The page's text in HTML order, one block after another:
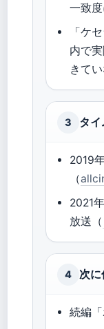
一致
「ケ
内で
きて
3 タ
2019
（
2021
放送（
4 次
続編